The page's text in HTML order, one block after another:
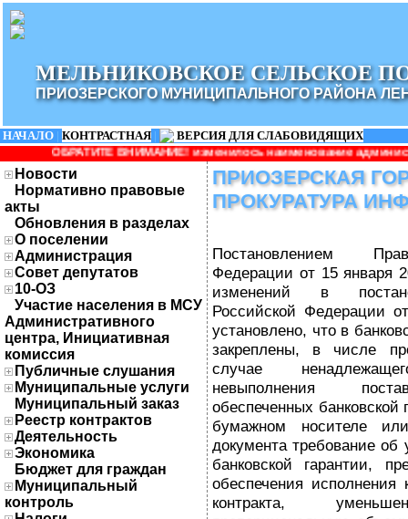
МЕЛЬНИКОВСКОЕ СЕЛЬСКОЕ
ПРИОЗЕРСКОГО МУНИЦИПАЛЬНОГО РАЙОНА
НАЧАЛО | КОНТРАСТНАЯ |
ВЕРСИЯ ДЛЯ СЛАБОВИДЯЩИХ
ВНИМАНИЕ! изменилось наименование администрации:
Новости
Нормативно правовые
акты
Обновления в разделах
О поселении
Администрация
Совет депутатов
10-ОЗ
Участие населения в МСУ
Административного
центра, Инициативная
комиссия
Публичные слушания
Муниципальные услуги
Муниципальный заказ
Реестр контрактов
Деятельность
Экономика
Бюджет для граждан
Муниципальный
контроль
ПРИОЗЕРСКАЯ
ПРОКУРАТУРА
Постановлением
Федерации от 15 января
изменений в
Российской Федерации
установлено, что в
закреплены, в числе
случае
невыполнения
обеспеченных банковской
бумажном носителе
документа требование
банковской гарантии,
обеспечения исполнения
контракта,